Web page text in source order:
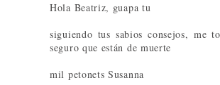
Hola Beatriz, guapa tu
siguiendo tus sabios consejos, me
seguro que están de muerte
mil petonets Susanna